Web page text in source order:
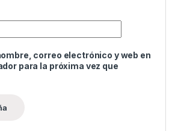
correo electrónico y web en
para la próxima vez que